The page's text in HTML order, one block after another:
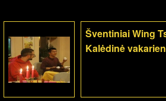
Šventiniai Wing
Kalėdinė